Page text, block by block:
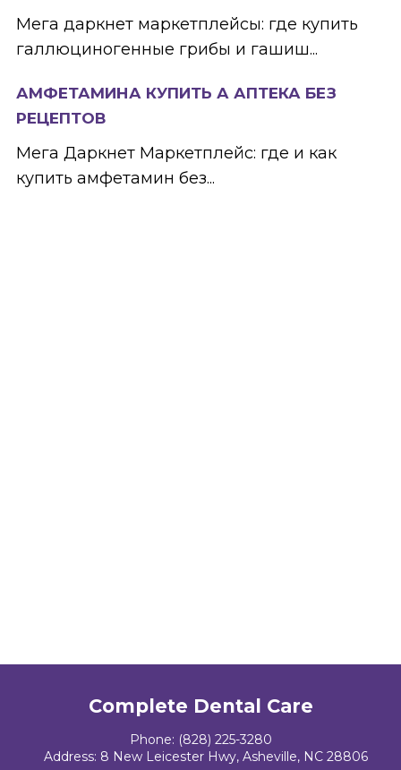
Мега даркнет маркетплейсы: где купить
галлюциногенные грибы и гашиш...
АМФЕТАМИНА КУПИТЬ А АПТЕКА БЕЗ
РЕЦЕПТОВ
Мега Даркнет Маркетплейс: где и как
купить амфетамин без...
Complete Dental Care
Phone: (828) 225-3280
Address: 8 New Leicester Hwy, Asheville, NC 28806